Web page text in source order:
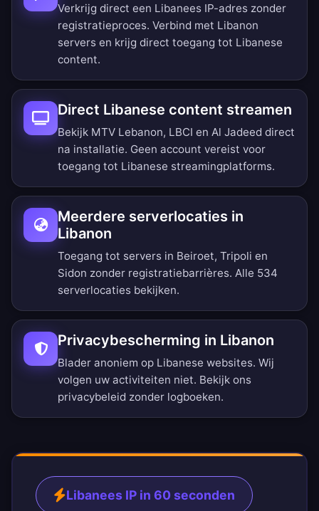
Verkrijg direct een Libanees IP-adres zonder
registratieproces. Verbind met Libanon
servers en krijg direct toegang tot Libanese
content.
Direct Libanese content streamen
Bekijk MTV Lebanon, LBCI en Al Jadeed direct
na installatie. Geen account vereist voor
toegang tot Libanese streamingplatforms.
Meerdere serverlocaties in
Libanon
Toegang tot servers in Beiroet, Tripoli en
Sidon zonder registratiebarrières. Alle 534
serverlocaties bekijken.
Privacybescherming in Libanon
Blader anoniem op Libanese websites. Wij
volgen uw activiteiten niet. Bekijk ons
privacybeleid zonder logboeken.
Libanees IP in 60 seconden